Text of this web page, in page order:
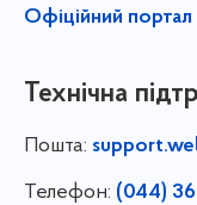
Офіційний портал
Технічна
Пошта:
Телефон: (044)